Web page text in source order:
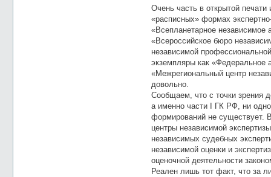
Очень часть в открытой
«расписных» формах
«Всепланетарное независимое
«Всероссийское бюро
независимой
экземпляры как «Федеральное
«Межрегиональный центр
довольно.
Сообщаем, что с точки зрения
а именно части I ГК РФ, ни
формирований не существует.
центры независимой
независимых судебных
независимой оценки и
оценочной деятельности
Реален лишь тот факт, что за